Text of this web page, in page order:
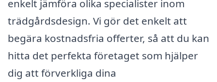
enkelt jämföra olika specialister inom
trädgårdsdesign. Vi gör det enkelt att
begära kostnadsfria offerter, så att du kan
hitta det perfekta företaget som hjälper
dig att förverkliga dina